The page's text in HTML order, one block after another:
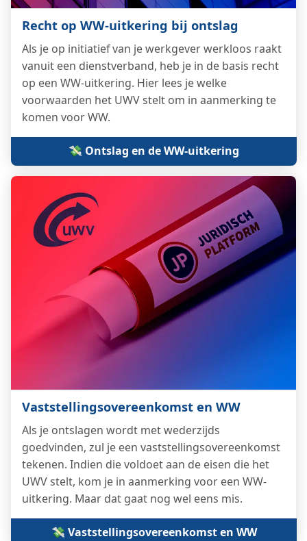
Recht op WW-uitkering bij ontslag
Als je op initiatief van je werkgever werkloos raakt
vanuit een dienstverband, heb je in de basis recht
op een WW-uitkering. Hier lees je welke
voorwaarden het UWV stelt om in aanmerking te
komen voor WW.
💸 Ontslag en de WW-uitkering
Vaststellings­overeenkomst en WW
Als je ontslagen wordt met wederzijds
goedvinden, zul je een vaststellings­overeenkomst
tekenen. Indien die voldoet aan de eisen die het
UWV stelt, kom je in aanmerking voor een WW-
uitkering. Maar dat gaat nog wel eens mis.
💸 Vaststellings­overeenkomst en WW